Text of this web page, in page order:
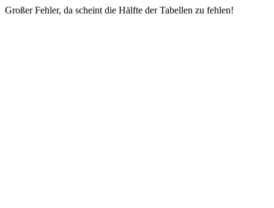
Großer Fehler, da scheint die Hälfte der Tabellen zu fehlen!